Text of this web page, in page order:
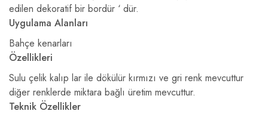
edilen dekoratif bir bordür ‘ dür.
Uygulama Alanları
Bahçe kenarları
Özellikleri
Sulu çelik kalıp lar ile dökülür kırmızı ve gri renk mevcuttur
diğer renklerde miktara bağlı üretim mevcuttur.
Teknik Özellikler